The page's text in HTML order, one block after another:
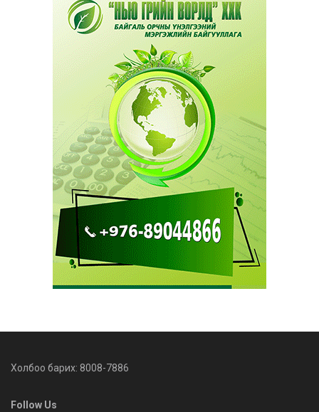
Холбоо барих: 8008-7886
Follow Us